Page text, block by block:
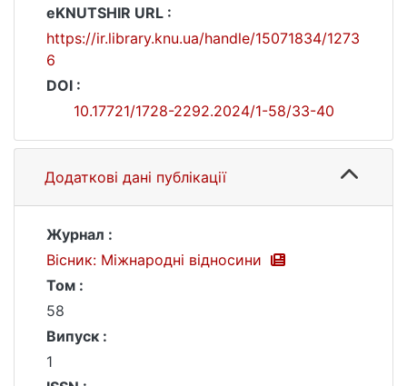
eKNUTSHIR URL :
https://ir.library.knu.ua/handle/15071834/1273
6
DOI :
10.17721/1728-2292.2024/1-58/33-40
Додаткові дані публікації
Журнал :
Вісник: Міжнародні відносини
Том :
58
Випуск :
1